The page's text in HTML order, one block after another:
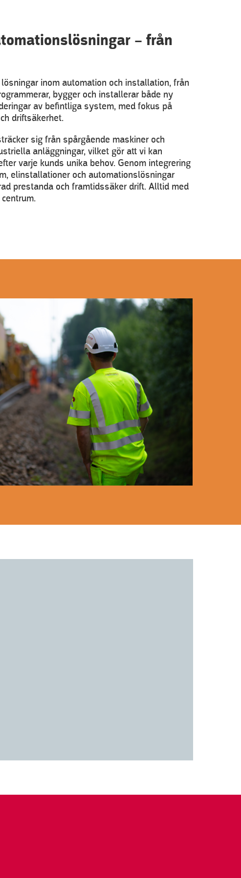
– från
inom automation och installation, från
bygger och installerar både ny
av befintliga system, med fokus på
driftsäkerhet.
sig från spårgående maskiner och
anläggningar, vilket gör att vi kan
varje kunds unika behov. Genom integrering
elinstallationer och automationslösningar
prestanda och framtidssäker drift. Alltid med